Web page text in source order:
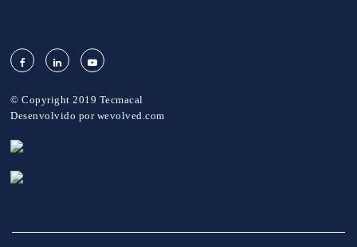
© Copyright 2019 Tecmacal
Desenvolvido por wevolved.com